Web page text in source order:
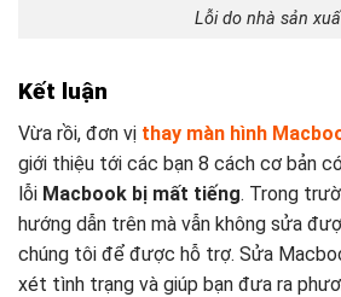
Lỗi do nhà sản
Kết luận
Vừa rồi, đơn vị thay màn hình
giới thiệu tới các bạn 8 cách cơ bản
lỗi Macbook bị mất tiếng. Trong
hướng dẫn trên mà vẫn không sửa
chúng tôi để được hỗ trợ. Sửa
xét tình trạng và giúp bạn đưa ra